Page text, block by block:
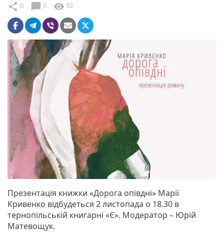
share 0 chat_bubble 0 visibility 52
Презентація книжки «Дорога опівдні» Марії
Кривенко відбудеться 2 листопада о 18.30 в
тернопільській книгарні «Є». Модератор – Юрій
Матевощук.